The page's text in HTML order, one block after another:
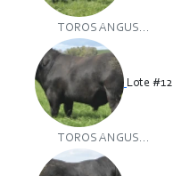
TOROS ANGUS...
Lote #12
TOROS ANGUS...